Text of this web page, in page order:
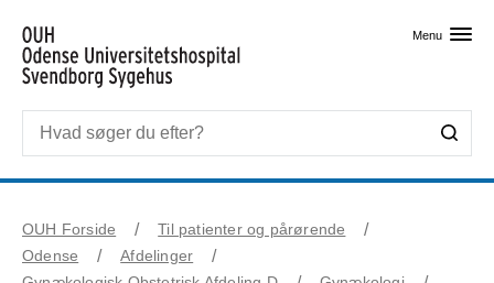
Menu
OUH Forside
Til patienter og pårørende
Odense
Afdelinger